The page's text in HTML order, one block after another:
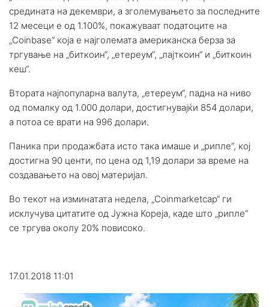
средината на декември, а зголемувањето за последните
12 месеци е од 1.100%, покажуваат податоците на
„Coinbase“ која е најголемата американска берза за
тргување на „биткоин“, „етереум“, „лајткоин“ и „биткоин
кеш“.
Втората најпопуларна валута, „етереум“, падна на ниво
од помалку од 1.000 долари, достигнувајќи 854 долари,
а потоа се врати на 996 долари.
Паника при продажбата исто така имаше и „рипле“, кој
достигна 90 центи, по цена од 1,19 долари за време на
создавањето на овој материјал.
Во текот на изминатата недела, „Coinmarketcap“ ги
исклучува цитатите од Јужна Кореја, каде што „рипле“
се тргува околу 20% повисоко.
17.01.2018 11:01